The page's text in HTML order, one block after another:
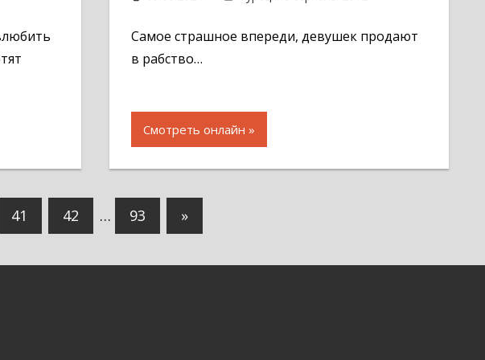
Самое страшное впереди, девушек продают
в рабство…
Смотреть онлайн
41 42 … 93
Следующие
записи
»